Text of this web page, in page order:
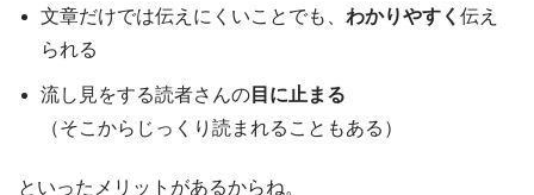
文章だけでは伝えにくいことでも、 わかりやすく 伝え
られる
流し見をする読者さんの 目に止まる
（そこからじっくり読まれることもある）
といったメリットがあるからね。